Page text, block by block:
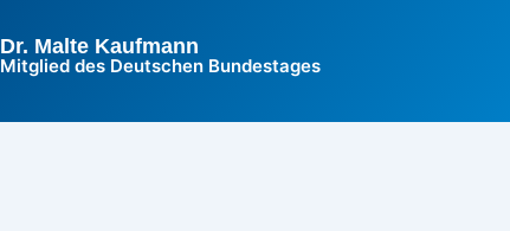
Dr. Malte Kaufmann
Mitglied des Deutschen Bundestages